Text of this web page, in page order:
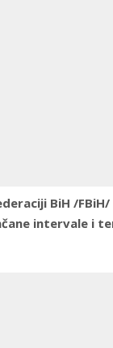
BiH /
intervale i